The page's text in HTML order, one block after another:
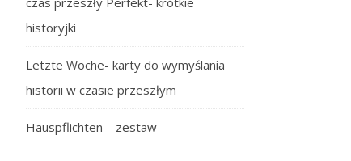
historyjki
Letzte Woche- karty do wymyślania
historii w czasie przeszłym
Hauspflichten – zestaw